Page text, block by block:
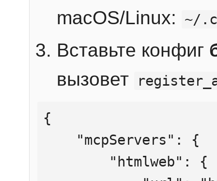
macOS/Linux: ~/
Вставьте конфиг
вызовет
{